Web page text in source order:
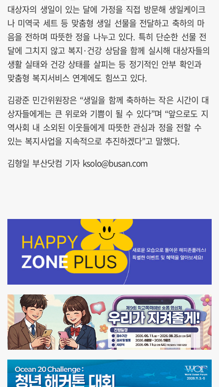
대상자의 생일이 있는 달에 가정을 직접 방문해 생일케이크
나 미역국 세트 등 맞춤형 생일 선물을 전달하고 축하의 마
음을 전하며 따뜻한 정을 나누고 있다. 특히 단순한 선물 전
달에 그치지 않고 복지·건강 상담을 함께 실시해 대상자들의
생활 실태와 건강 상태를 살피는 등 정기적인 안부 확인과
맞춤형 복지서비스 연계에도 힘쓰고 있다.
김광준 민간위원장은 “생일을 함께 축하하는 작은 시간이 대
상자들에게는 큰 위로와 기쁨이 될 수 있다”며 “앞으로도 지
역사회 내 소외된 이웃들에게 따뜻한 관심과 정을 전할 수
있는 복지사업을 지속적으로 추진하겠다”고 말했다.
김형일 부산닷컴 기자 ksolo@busan.com